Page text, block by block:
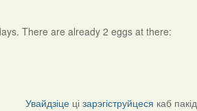
There are already 2 eggs at there:
Увайдзіце цізарэгіструйцеся каб